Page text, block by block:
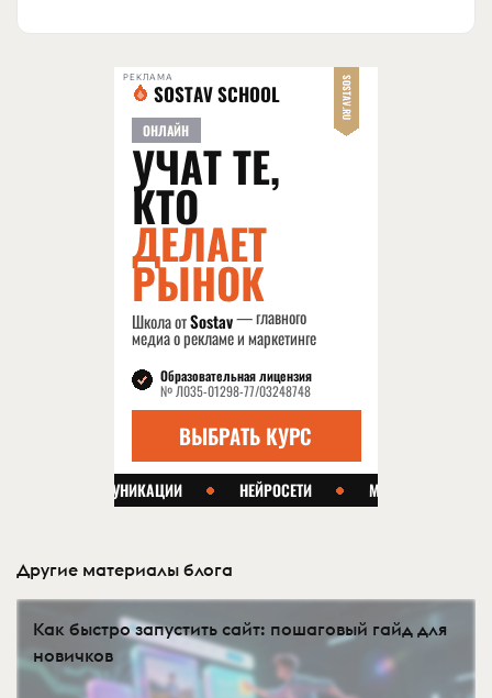
РЕКЛАМА
Другие материалы блога
Как быстро запустить сайт: пошаговый гайд для
новичков